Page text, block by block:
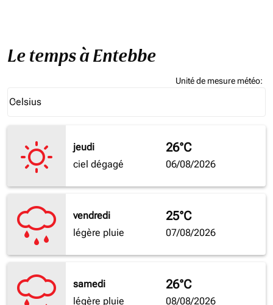
Le temps à Entebbe
Unité de mesure météo:
Celsius
keyboard_arrow_down
jeudi
ciel dégagé
26°C
06/08/2026
vendredi
légère pluie
25°C
07/08/2026
samedi
légère pluie
26°C
08/08/2026